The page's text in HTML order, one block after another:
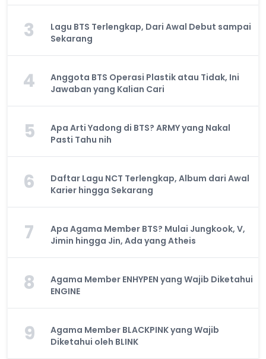
3
Lagu BTS Terlengkap, Dari Awal Debut sampai
Sekarang
4
Anggota BTS Operasi Plastik atau Tidak, Ini
Jawaban yang Kalian Cari
5
Apa Arti Yadong di BTS? ARMY yang Nakal
Pasti Tahu nih
6
Daftar Lagu NCT Terlengkap, Album dari Awal
Karier hingga Sekarang
7
Apa Agama Member BTS? Mulai Jungkook, V,
Jimin hingga Jin, Ada yang Atheis
8
Agama Member ENHYPEN yang Wajib Diketahui
ENGINE
9
Agama Member BLACKPINK yang Wajib
Diketahui oleh BLINK